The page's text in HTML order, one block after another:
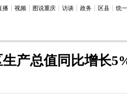
播 视频 图说重庆 访谈 政务 区县 统
产总值同比增长